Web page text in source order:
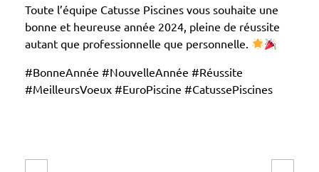
n
n
e
a
n
Toute l’équipe Catusse Piscines vous souhaite une
bonne et heureuse année 2024, pleine de réussite
autant que professionnelle que personnelle.
#BonneAnnée #NouvelleAnnée #Réussite
#MeilleursVoeux #EuroPiscine #CatussePiscines